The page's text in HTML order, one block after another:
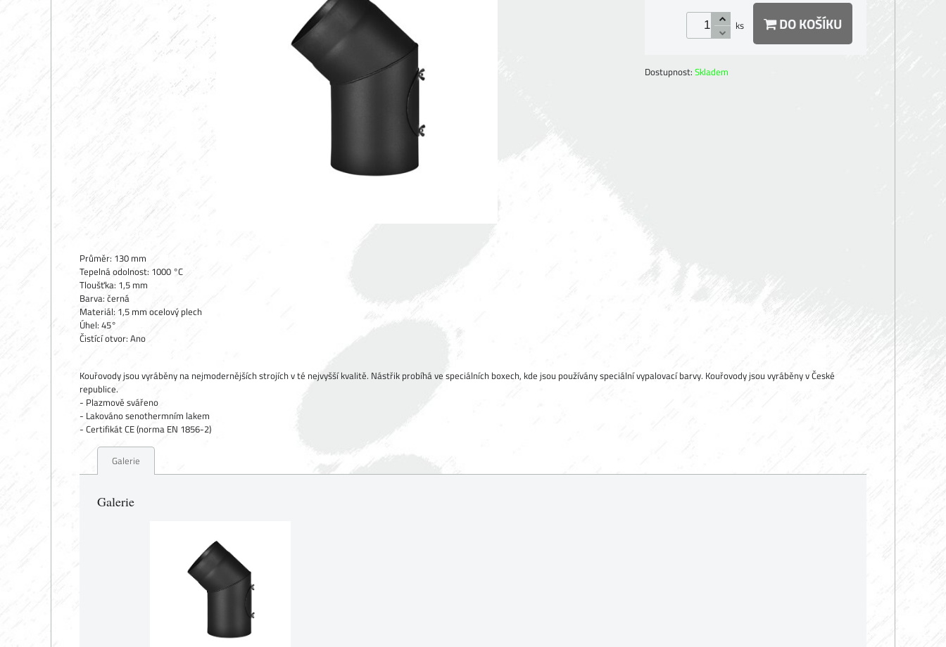
ks DO KOŠÍKU
Dostupnost: Skladem
Průměr: 130 mm
Tepelná odolnost: 1000 °C
Tloušťka: 1,5 mm
Barva: černá
Materiál: 1,5 mm ocelový plech
Úhel: 45°
Čistící otvor: Ano
Kouřovody jsou vyráběny na nejmodernějších strojích v té nejvyšší kvalitě. Nástřik probíhá ve speciálních boxech, kde jsou používány speciální vypalovací barvy. Kouřovody jsou vyráběny v České
republice.
- Plazmově svářeno
- Lakováno senothermním lakem
- Certifikát CE (norma EN 1856-2)
Galerie
Galerie